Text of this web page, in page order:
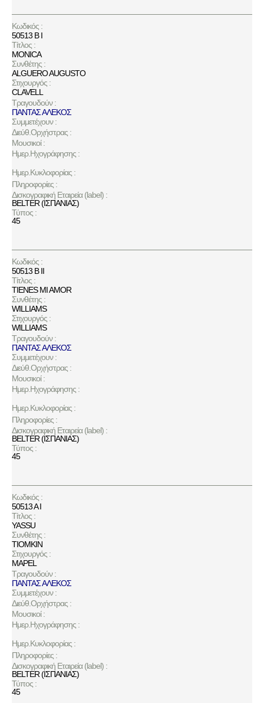
Κωδικός :
50513 B I
Τίτλος :
MONICA
Συνθέτης :
ALGUERO AUGUSTO
Στιχουργός :
CLAVELL
Τραγουδούν :
ΠΑΝΤΑΣ ΑΛΕΚΟΣ
Συμμετέχουν :
Διεύθ.Ορχήστρας :
Μουσικοί :
Ημερ.Ηχογράφησης :
Ημερ.Κυκλοφορίας :
Πληροφορίες :
Δισκογραφική Εταιρεία (label) :
BELTER (ΙΣΠΑΝΙΑΣ)
Τύπος :
45
Κωδικός :
50513 B II
Τίτλος :
TIENES MI AMOR
Συνθέτης :
WILLIAMS
Στιχουργός :
WILLIAMS
Τραγουδούν :
ΠΑΝΤΑΣ ΑΛΕΚΟΣ
Συμμετέχουν :
Διεύθ.Ορχήστρας :
Μουσικοί :
Ημερ.Ηχογράφησης :
Ημερ.Κυκλοφορίας :
Πληροφορίες :
Δισκογραφική Εταιρεία (label) :
BELTER (ΙΣΠΑΝΙΑΣ)
Τύπος :
45
Κωδικός :
50513 A I
Τίτλος :
YASSU
Συνθέτης :
TIOMKIN
Στιχουργός :
MAPEL
Τραγουδούν :
ΠΑΝΤΑΣ ΑΛΕΚΟΣ
Συμμετέχουν :
Διεύθ.Ορχήστρας :
Μουσικοί :
Ημερ.Ηχογράφησης :
Ημερ.Κυκλοφορίας :
Πληροφορίες :
Δισκογραφική Εταιρεία (label) :
BELTER (ΙΣΠΑΝΙΑΣ)
Τύπος :
45